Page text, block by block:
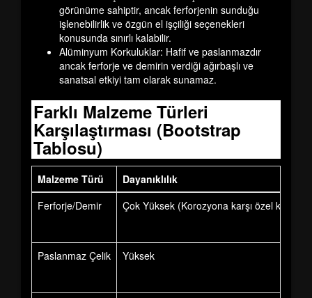
görünüme sahiptir, ancak ferforjenin sunduğu
işlenebilirlik ve özgün el işçiliği seçenekleri
konusunda sınırlı kalabilir.
Alüminyum Korkuluklar: Hafif ve paslanmazdır
ancak ferforje ve demirin verdiği ağırbaşlı ve
sanatsal etkiyi tam olarak sunamaz.
Farklı Malzeme Türleri
Karşılaştırması (Bootstrap
Tablosu)
Malzeme Türü
Dayanıklılık
Ferforje/Demir
Çok Yüksek (Korozyona karşı özel
Paslanmaz Çelik Yüksek